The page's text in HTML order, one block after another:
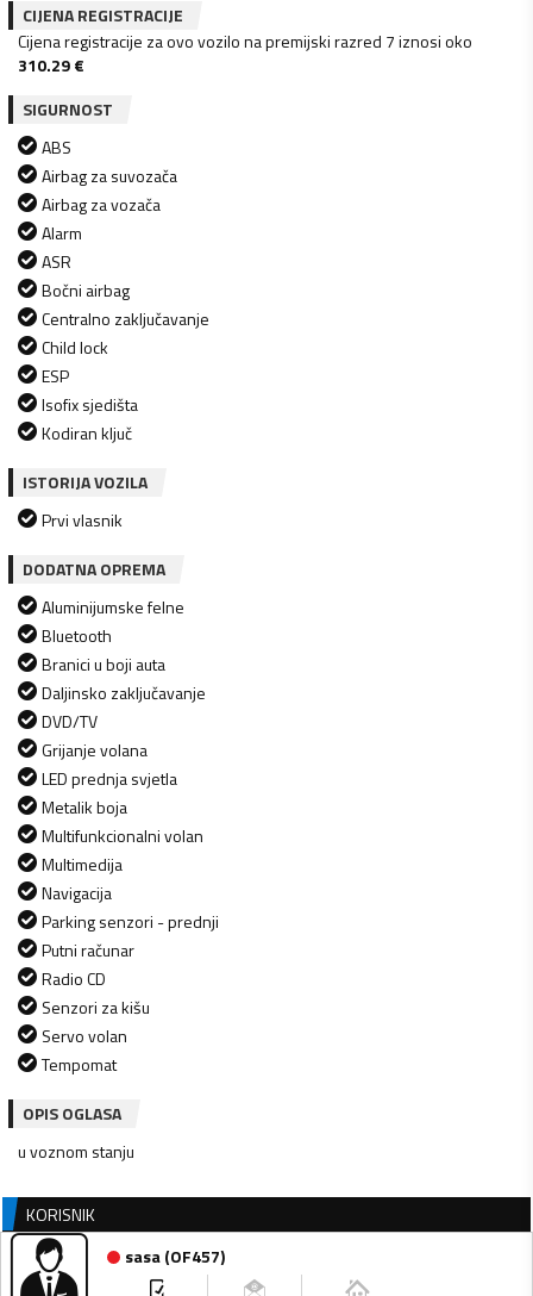
CIJENA REGISTRACIJE
Cijena registracije za ovo vozilo na premijski razred 7 iznosi oko
310.29€
SIGURNOST
ABS
Airbag za suvozača
Airbag za vozača
Alarm
ASR
Bočni airbag
Centralno zaključavanje
Child lock
ESP
Isofix sjedišta
Kodiran ključ
ISTORIJA VOZILA
Prvi vlasnik
DODATNA OPREMA
Aluminijumske felne
Bluetooth
Branici u boji auta
Daljinsko zaključavanje
DVD/TV
Grijanje volana
LED prednja svjetla
Metalik boja
Multifunkcionalni volan
Multimedija
Navigacija
Parking senzori - prednji
Putni računar
Radio CD
Senzori za kišu
Servo volan
Tempomat
OPIS OGLASA
u voznom stanju
KORISNIK
sasa(OF457)